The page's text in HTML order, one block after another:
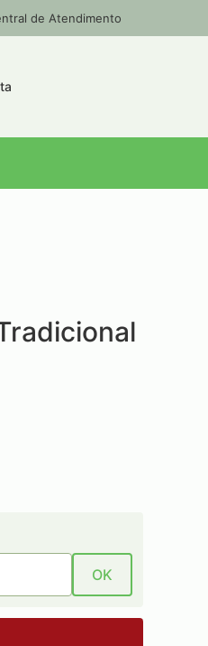
de Atendimento
OK